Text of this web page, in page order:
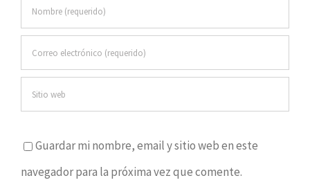
Guardar mi nombre, email y sitio web en este
navegador para la próxima vez que comente.